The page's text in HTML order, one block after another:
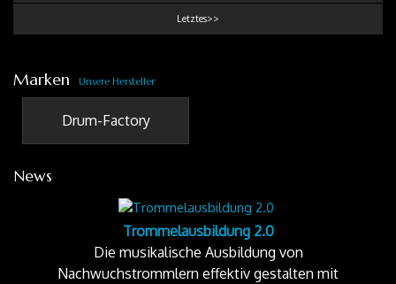
Letztes>>
Marken Unsere Hersteller
Drum-Factory
News
Trommelausbildung 2.0
Die musikalische Ausbildung von
Nachwuchstrommlern effektiv gestalten mit